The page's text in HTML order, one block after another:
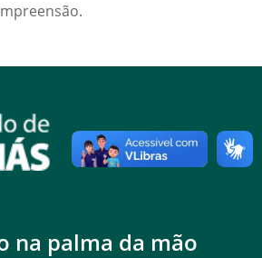
na palma da mão